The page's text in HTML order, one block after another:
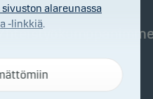
tunnustukset
alareunassa
-linkkiä.
ansiosta sivustomme